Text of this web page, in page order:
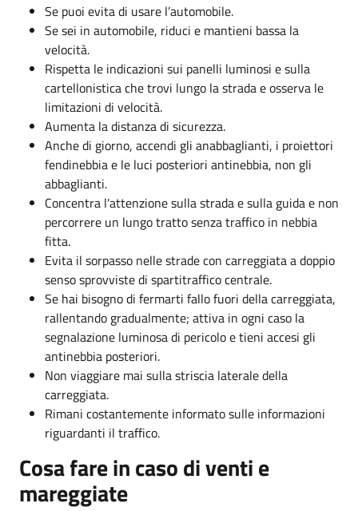
Se puoi evita di usare l’automobile.
Se sei in automobile, riduci e mantieni bassa la
velocità.
Rispetta le indicazioni sui panelli luminosi e sulla
cartellonistica che trovi lungo la strada e osserva le
limitazioni di velocità.
Aumenta la distanza di sicurezza.
Anche di giorno, accendi gli anabbaglianti, i proiettori
fendinebbia e le luci posteriori antinebbia, non gli
abbaglianti.
Concentra l'attenzione sulla strada e sulla guida e non
percorrere un lungo tratto senza traffico in nebbia
fitta.
Evita il sorpasso nelle strade con carreggiata a doppio
senso sprovviste di spartitraffico centrale.
Se hai bisogno di fermarti fallo fuori della carreggiata,
rallentando gradualmente; attiva in ogni caso la
segnalazione luminosa di pericolo e tieni accesi gli
antinebbia posteriori.
Non viaggiare mai sulla striscia laterale della
carreggiata.
Rimani costantemente informato sulle informazioni
riguardanti il traffico.
Cosa fare in caso di venti e
mareggiate